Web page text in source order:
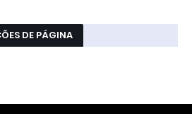
DE PÁGINA